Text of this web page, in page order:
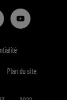
Plan du site